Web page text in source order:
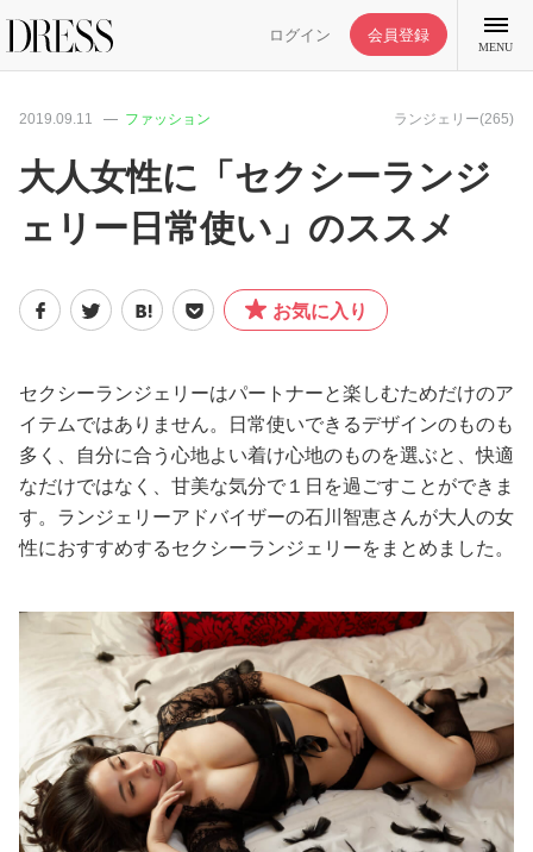
ログイン 会員登録
MENU
特集記事
DRESS部活
ファッション
恋愛/結婚/離婚
ワークスタイル
妊娠/出産/家族
ココロ/カラダ
2019.09.11 ファッション ランジェリー(265)
大人女性に「セクシーランジ
ェリー日常使い」のススメ
お気に入り
セクシーランジェリーはパートナーと楽しむためだけのア
イテムではありません。日常使いできるデザインのものも
多く、自分に合う心地よい着け心地のものを選ぶと、快適
なだけではなく、甘美な気分で１日を過ごすことができま
す。ランジェリーアドバイザーの石川智恵さんが大人の女
性におすすめするセクシーランジェリーをまとめました。